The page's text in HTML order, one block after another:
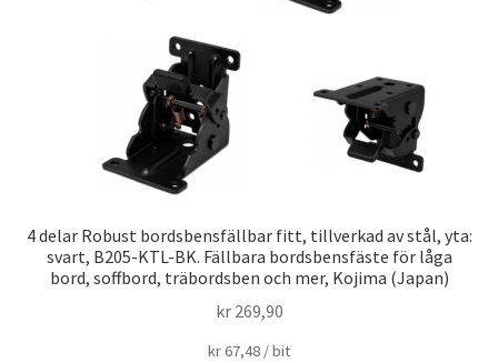
4 delar Robust bordsbensfällbar fitt, tillverkad av stål, yta:
svart, B205-KTL-BK. Fällbara bordsbensfäste för låga
bord, soffbord, träbordsben och mer, Kojima (Japan)
kr269,90
kr67,48 /bit